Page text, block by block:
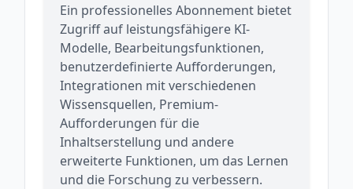
Ein professionelles Abonnement bietet
Zugriff auf leistungsfähigere KI-
Modelle, Bearbeitungsfunktionen,
benutzerdefinierte Aufforderungen,
Integrationen mit verschiedenen
Wissensquellen, Premium-
Aufforderungen für die
Inhaltserstellung und andere
erweiterte Funktionen, um das Lernen
und die Forschung zu verbessern.